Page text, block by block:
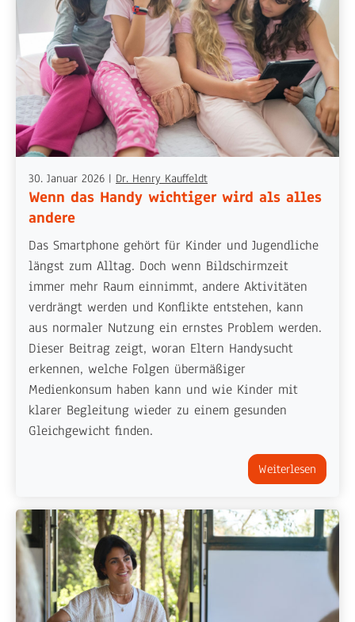
30. Januar 2026 | Dr. Henry Kauffeldt
Wenn das Handy wichtiger wird als alles
andere
Das Smartphone gehört für Kinder und Jugendliche
längst zum Alltag. Doch wenn Bildschirmzeit
immer mehr Raum einnimmt, andere Aktivitäten
verdrängt werden und Konflikte entstehen, kann
aus normaler Nutzung ein ernstes Problem werden.
Dieser Beitrag zeigt, woran Eltern Handysucht
erkennen, welche Folgen übermäßiger
Medienkonsum haben kann und wie Kinder mit
klarer Begleitung wieder zu einem gesunden
Gleichgewicht finden.
Weiterlesen